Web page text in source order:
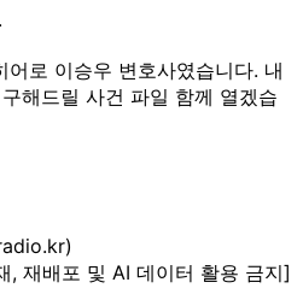
로 이승우 변호사였습니다. 내
해드릴 사건 파일 함께 열겠습
재배포 및 AI 데이터 활용 금지]